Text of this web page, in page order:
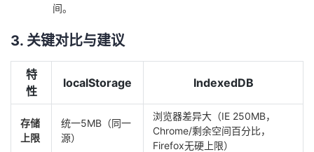
程
认
证
的
实
验
我
的
收
藏
支
持
声
建
议
间。
3. 关键对比与建议
特
性
localStorage IndexedDB
存储
上限
统一5MB（同一
源）
浏览器差异大（IE 250MB，
Chrome/剩余空间百分比，
Firefox无硬上限）